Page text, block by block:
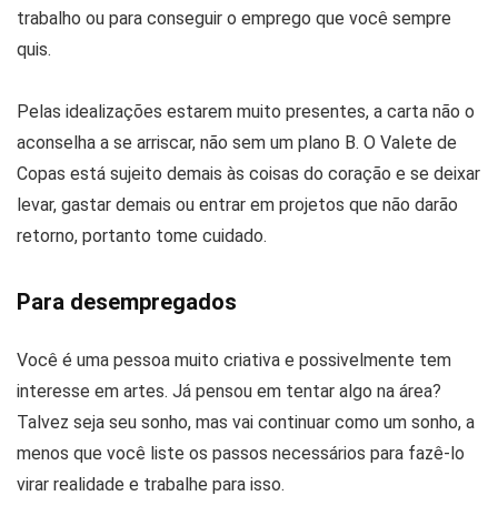
trabalho ou para conseguir o emprego que você sempre
quis.
Pelas idealizações estarem muito presentes, a carta não o
aconselha a se arriscar, não sem um plano B. O Valete de
Copas está sujeito demais às coisas do coração e se deixar
levar, gastar demais ou entrar em projetos que não darão
retorno, portanto tome cuidado.
Para desempregados
Você é uma pessoa muito criativa e possivelmente tem
interesse em artes. Já pensou em tentar algo na área?
Talvez seja seu sonho, mas vai continuar como um sonho, a
menos que você liste os passos necessários para fazê-lo
virar realidade e trabalhe para isso.